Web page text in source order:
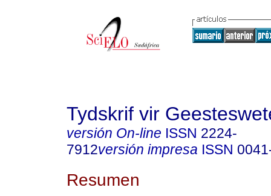
Tydskrif vir
versión On-line ISSN 2224-
7912versión impresa ISSN
Resumen